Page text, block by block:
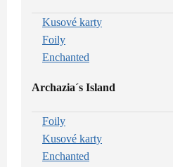
Kusové karty
Foily
Enchanted
Archazia´s Island
Foily
Kusové karty
Enchanted